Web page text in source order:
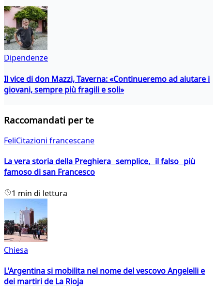
Dipendenze
Il vice di don Mazzi, Taverna: «Continueremo ad aiutare i
giovani, sempre più fragili e soli»
Raccomandati per te
FeliCitazioni francescane
La vera storia della Preghiera semplice, il falso più
famoso di san Francesco
1 min di lettura
Chiesa
L'Argentina si mobilita nel nome del vescovo Angelelli e
dei martiri de La Rioja